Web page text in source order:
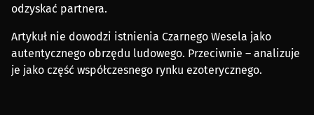
odzyskać partnera.
Artykuł nie dowodzi istnienia Czarnego Wesela jako
autentycznego obrzędu ludowego. Przeciwnie – analizuje
je jako część współczesnego rynku ezoterycznego.